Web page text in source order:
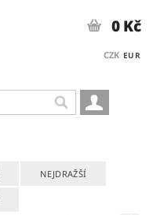
CZK EUR
0 Kč
NEJDRAŽŠÍ